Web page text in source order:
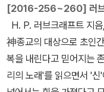
도 절대로 섞이면 안 된다
혐오를 상세하게 설명한
랑스 작가 미셸 우엘벡
상에 맞서, 삶에 맞서》다.
차별적인 문장들을 확인
ten artist is dying by
리에서라면, ‘여기 여배
다’고 말할 수 있지요. 그
에 사는지 그 거리를 가리
가가 연구 중이고, 또 다
나이트 갤러리> 에피소
량이 아니라서 아쉽지만,
드라마를 보기 어려워도
만들어진 원작 단편소설들은 볼 수
(<환상 특급 시즌 3>
트모어의 자취를 찾더니
나요?” 그녀는 이 분위
투 만드는 공장에 취직해
주인은 대리석에 조각된
죠. 철자가 틀렸어요. 화
던가? 그것은 오백 년 전
요한 물건을 훔쳤다는
전설이었다고, 나는 생
ved in the ghoul's
ed at the picture of
g moon, the horrible
인 혐오증(xenophobia)
주의자라는 사실을 알고
면 인종차별주의적인 면모를 확인할
(The Picture in the
할수록 그림들이 정말 희
[2016-256~260] 러브
H. P. 러브크래프트 지
神종교의 대상으로 초인
복을 내린다고 믿어지는
리의 노래'를 읽으면서 '